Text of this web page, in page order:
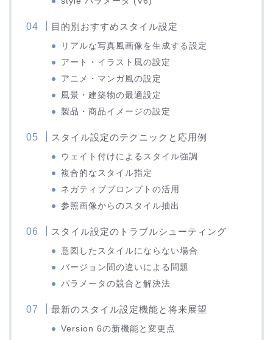
目的別おすすめスタイル設定
リアルな写真風画像を生成する設定
アート・イラスト風の設定
アニメ・マンガ風の設定
風景・建築物の最適設定
製品・商品イメージの設定
スタイル設定のテクニックと応用例
ウェイト付けによるスタイル強調
複合的なスタイル指定
ネガティブプロンプトの活用
参照画像からのスタイル抽出
スタイル設定のトラブルシューティング
意図したスタイルにならない場合
バージョン間の違いによる問題
パラメータの競合と解決法
最新のスタイル設定機能と将来展望
Version 6の新機能と変更点